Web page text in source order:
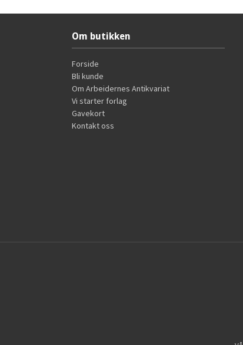
Om butikken
Forside
Bli kunde
Om Arbeidernes Antikvariat
Vi starter forlag
Gavekort
Kontakt oss